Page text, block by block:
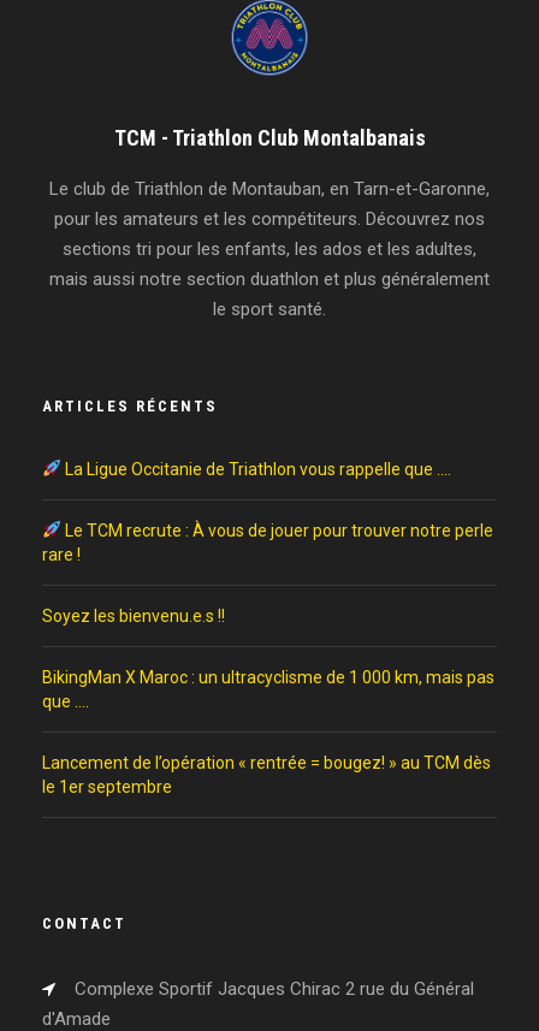
TCM - Triathlon Club Montalbanais
Le club de Triathlon de Montauban, en Tarn-et-Garonne,
pour les amateurs et les compétiteurs. Découvrez nos
sections tri pour les enfants, les ados et les adultes,
mais aussi notre section duathlon et plus généralement
le sport santé.
ARTICLES RÉCENTS
La Ligue Occitanie de Triathlon vous rappelle que ….
Le TCM recrute : À vous de jouer pour trouver notre perle
rare !
Soyez les bienvenu.e.s !!
BikingMan X Maroc : un ultracyclisme de 1 000 km, mais pas
que ….
Lancement de l’opération « rentrée = bougez! » au TCM dès
le 1er septembre
CONTACT
Complexe Sportif Jacques Chirac 2 rue du Général
d'Amade